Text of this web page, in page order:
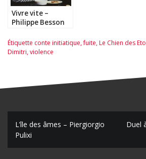
Vivre vite –
Philippe Besson
Étiquette conte initiatique,fuite,Le Chien des
Dimitri,violence
N
a
L’île des âmes – Piergiorgio
Pulixi
Duel